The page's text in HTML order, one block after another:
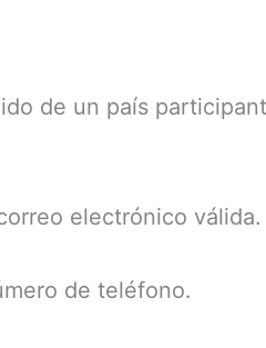
de un país
electrónico válida.
de teléfono.